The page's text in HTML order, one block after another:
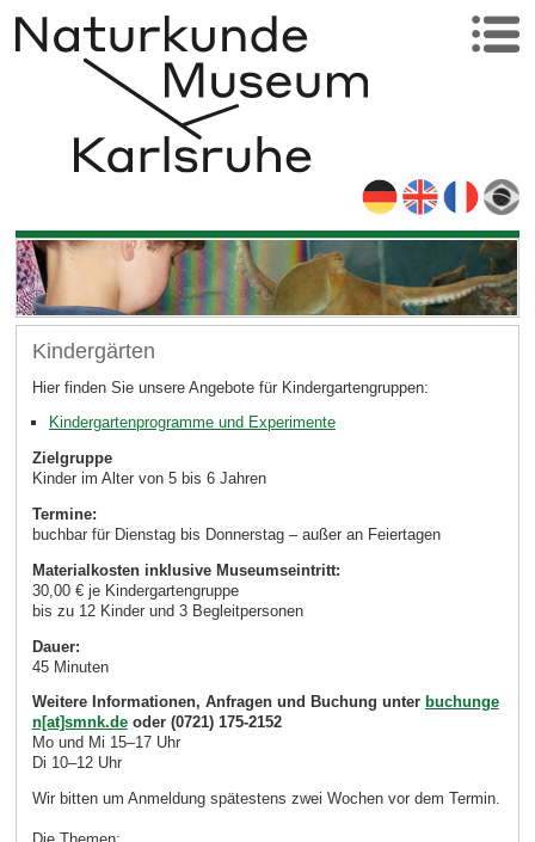
Kindergärten
Hier finden Sie unsere Angebote für Kindergartengruppen:
Kindergartenprogramme und Experimente
Zielgruppe
Kinder im Alter von 5 bis 6 Jahren
Termine:
buchbar für Dienstag bis Donnerstag – außer an Feiertagen
Materialkosten inklusive Museumseintritt:
30,00 € je Kindergartengruppe
bis zu 12 Kinder und 3 Begleitpersonen
Dauer:
45 Minuten
Weitere Informationen, Anfragen und Buchung unter buchunge
n[at]smnk.deoder (0721) 175-2152
Mo und Mi 15–17 Uhr
Di 10–12 Uhr
Wir bitten um Anmeldung spätestens zwei Wochen vor dem Termin.